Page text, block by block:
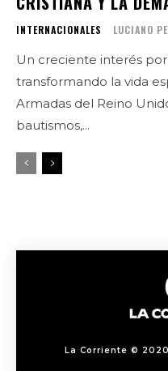
INTERNACIONALES LUCIANO
Un creciente interés
transformando la vida
Armadas del Reino
bautismos,...
La Corriente ©